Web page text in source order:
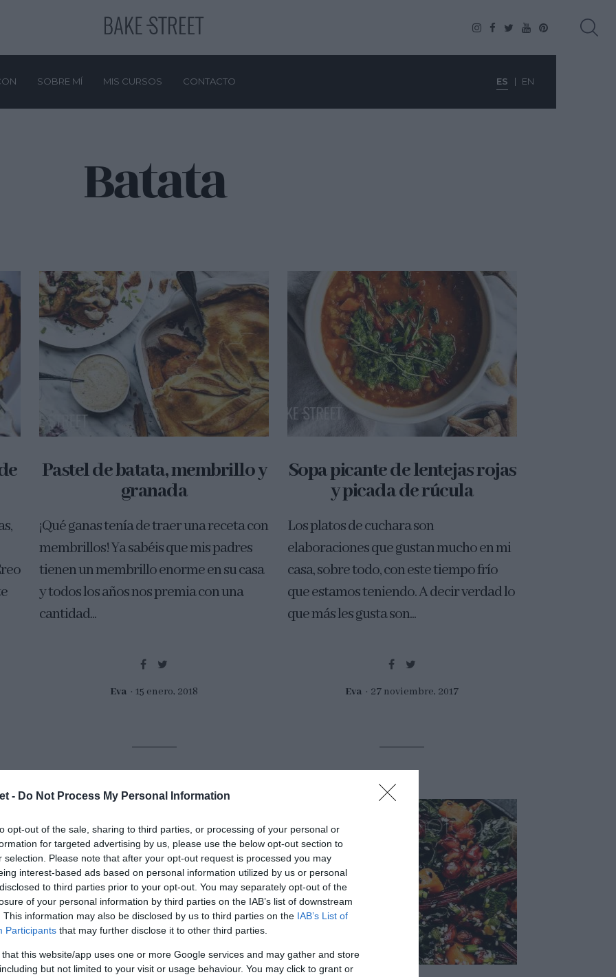
- Do Not Process My Personal Information
opt-out of the sale, sharing to third parties, or processing of your personal or
for targeted advertising by us, please use the below opt-out section to
selection. Please note that after your opt-out request is processed you may
interest-based ads based on personal information utilized by us or personal
to third parties prior to your opt-out. You may separately opt-out of the
of your personal information by third parties on the IAB’s list of downstream
This information may also be disclosed by us to third parties on the IAB’s List of
Participants that may further disclose it to other third parties.
that this website/app uses one or more Google services and may gather and store
but not limited to your visit or usage behaviour. You may click to grant or
SOBRE MÍ MIS CURSOS CONTACTO ES EN
Batata
Pastel de batata, membrillo y
granada
¡Qué ganas tenía de traer una receta con
membrillos! Ya sabéis que mis padres
tienen un membrillo enorme en su casa
y todos los años nos premia con una
cantidad...
Eva 15 enero, 2018
Sopa picante de lentejas rojas
y picada de rúcula
Los platos de cuchara son
elaboraciones que gustan mucho en mi
casa, sobre todo, con este tiempo frío
que estamos teniendo. A decir verdad lo
que más les gusta son...
Eva 27 noviembre, 2017